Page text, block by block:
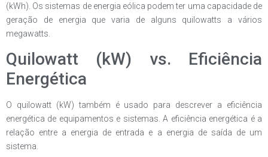
(kWh). Os sistemas de energia eólica podem ter uma capacidade de
geração de energia que varia de alguns quilowatts a vários
megawatts.
Quilowatt (kW) vs. Eficiência
Energética
O quilowatt (kW) também é usado para descrever a eficiência
energética de equipamentos e sistemas. A eficiência energética é a
relação entre a energia de entrada e a energia de saída de um
sistema.